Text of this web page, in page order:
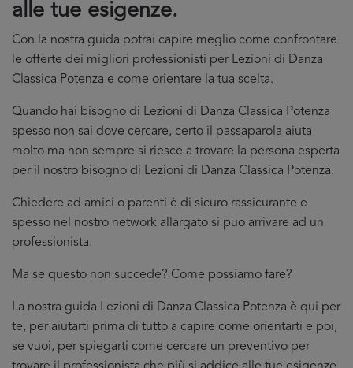
alle tue esigenze.
Con la nostra guida potrai capire meglio come confrontare
le offerte dei migliori professionisti per Lezioni di Danza
Classica Potenza e come orientare la tua scelta.
Quando hai bisogno di Lezioni di Danza Classica Potenza
spesso non sai dove cercare, certo il passaparola aiuta
molto ma non sempre si riesce a trovare la persona esperta
per il nostro bisogno di Lezioni di Danza Classica Potenza.
Chiedere ad amici o parenti è di sicuro rassicurante e
spesso nel nostro network allargato si puo arrivare ad un
professionista.
Ma se questo non succede? Come possiamo fare?
La nostra guida Lezioni di Danza Classica Potenza è qui per
te, per aiutarti prima di tutto a capire come orientarti e poi,
se vuoi, per spiegarti come cercare un preventivo per